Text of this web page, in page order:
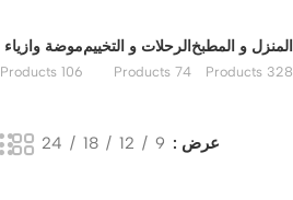
المنزل و المطبخ
328 Products
الرحلات و التخييم
74 Products
موضة وازياء
106 Products
عرض 9
12
18
24